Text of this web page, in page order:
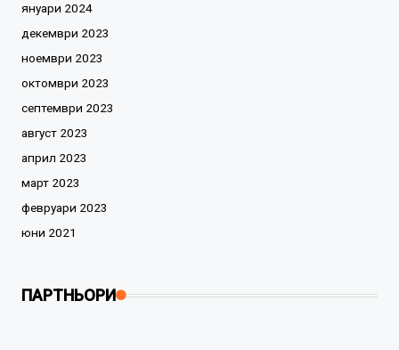
януари 2024
декември 2023
ноември 2023
октомври 2023
септември 2023
август 2023
април 2023
март 2023
февруари 2023
юни 2021
ПАРТНЬОРИ